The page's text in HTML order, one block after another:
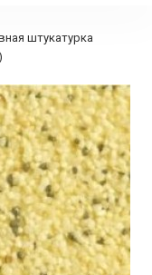
штукатурка